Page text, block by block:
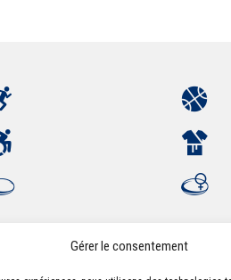
Gérer le consentement